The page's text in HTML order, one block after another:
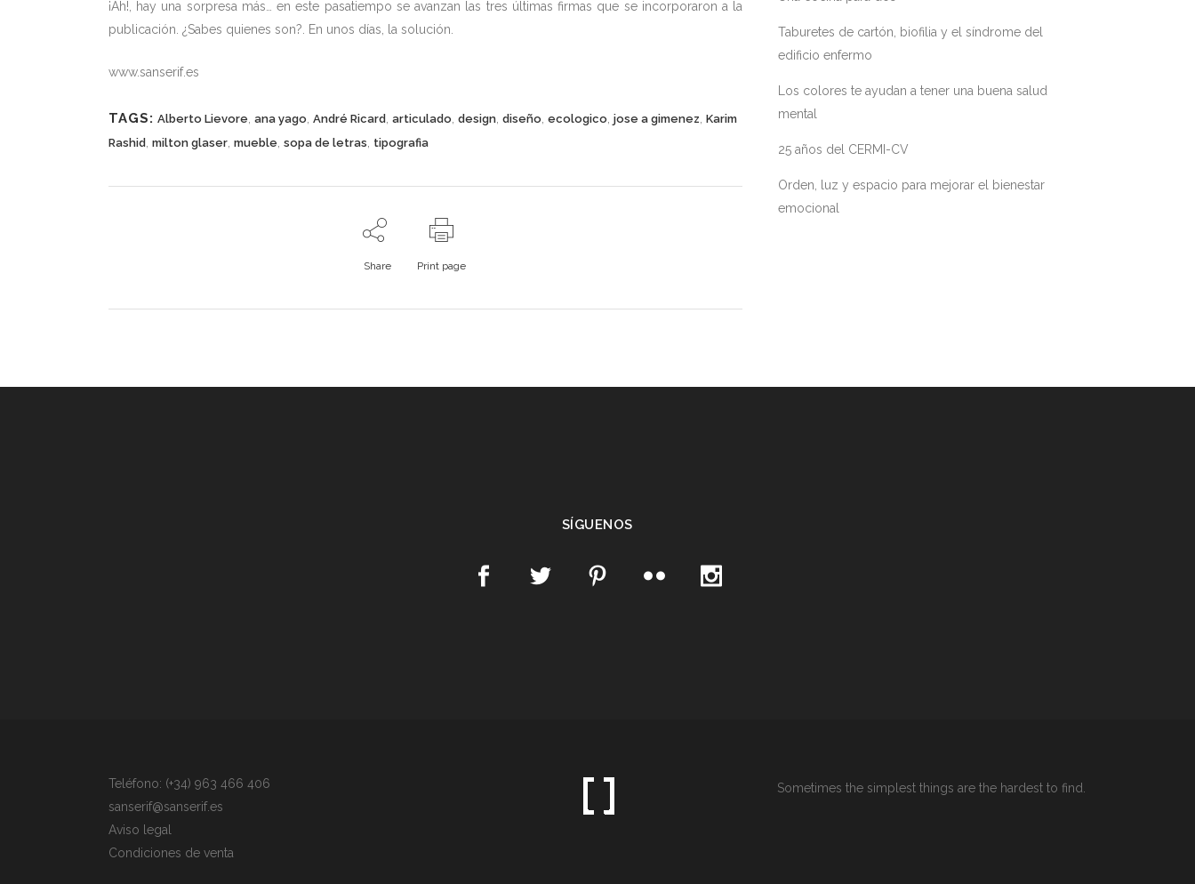
¡Ah!, hay una sorpresa más… en este pasatiempo se avanzan las tres últimas firmas que se incorporaron a la
publicación. ¿Sabes quienes son?. En unos días, la solución.
www.sanserif.es
TAGS: Alberto Lievore ana yago André Ricard articulado design diseño ecologico jose a gimenez Karim
Rashid milton glaser mueble sopa de letras tipografia
Share Print page
Taburetes de cartón, biofilia y el síndrome del
edificio enfermo
Los colores te ayudan a tener una buena salud
mental
25 años del CERMI-CV
Orden, luz y espacio para mejorar el bienestar
emocional
SÍGUENOS
Teléfono: (+34) 963 466 406
sanserif@sanserif.es
Aviso legal
Condiciones de venta
Sometimes the simplest things are the hardest to find.